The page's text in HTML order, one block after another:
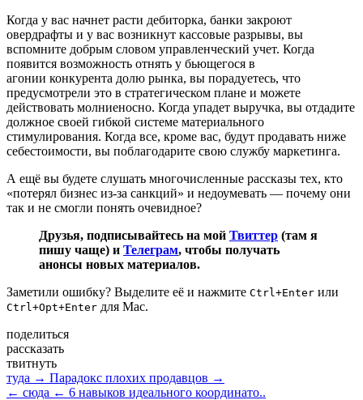
Когда у вас начнет расти дебиторка, банки закроют
овердрафты и у вас возникнут кассовые разрывы, вы
вспомните добрым словом управленческий учет. Когда
появится возможность отнять у бьющегося в
агонии конкурента долю рынка, вы порадуетесь, что
предусмотрели это в стратегическом плане и можете
действовать молниеносно. Когда упадет выручка, вы отдадите
должное своей гибкой системе материального
стимулирования. Когда все, кроме вас, будут продавать ниже
себестоимости, вы поблагодарите свою службу маркетинга.
А ещё вы будете слушать многочисленные рассказы тех, кто
«потерял бизнес из-за санкций» и недоумевать — почему они
так и не смогли понять очевидное?
Друзья, подписывайтесь на мой Твиттер (там я
пишу чаще) и Телеграм, чтобы получать
анонсы новых материалов.
Заметили ошибку? Выделите её и нажмите Ctrl+Enter или
Ctrl+Opt+Enter для Mac.
поделиться
рассказать
твитнуть
туда → Парадокс плохих продавцов →
← сюда ← 6 навыков идеального координато..